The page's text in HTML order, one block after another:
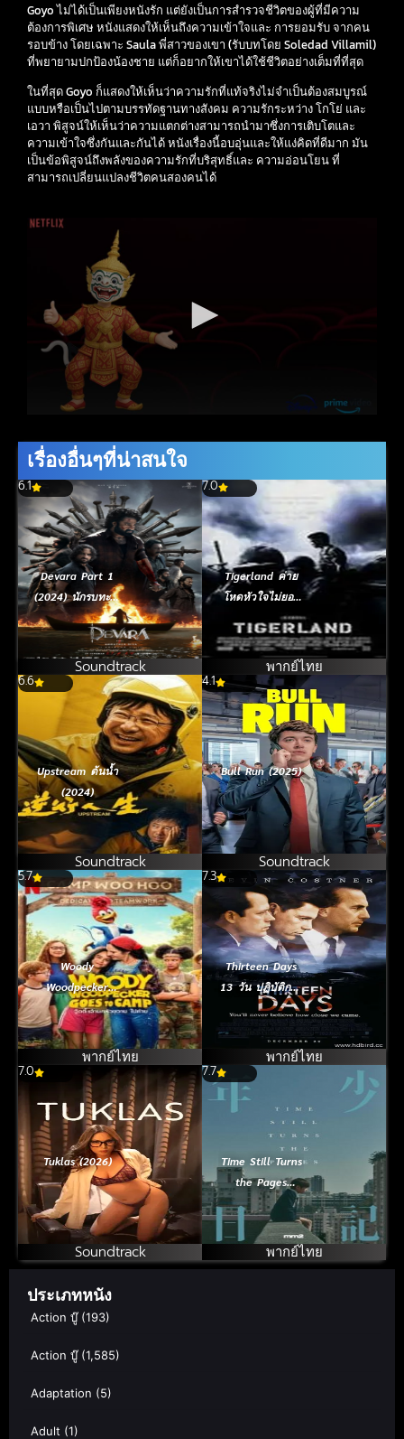
Goyo ไม่ได้เป็นเพียงหนังรัก แต่ยังเป็นการสำรวจชีวิตของผู้ที่มีความ
ต้องการพิเศษ หนังแสดงให้เห็นถึงความเข้าใจและ การยอมรับ จากคน
รอบข้าง โดยเฉพาะ Saula พี่สาวของเขา (รับบทโดย Soledad Villamil)
ที่พยายามปกป้องน้องชาย แต่ก็อยากให้เขาได้ใช้ชีวิตอย่างเต็มที่ที่สุด
ในที่สุด Goyo ก็แสดงให้เห็นว่าความรักที่แท้จริงไม่จำเป็นต้องสมบูรณ์
แบบหรือเป็นไปตามบรรทัดฐานทางสังคม ความรักระหว่าง โกโย่ และ
เอวา พิสูจน์ให้เห็นว่าความแตกต่างสามารถนำมาซึ่งการเติบโตและ
ความเข้าใจซึ่งกันและกันได้ หนังเรื่องนี้อบอุ่นและให้แง่คิดที่ดีมาก มัน
เป็นข้อพิสูจน์ถึงพลังของความรักที่บริสุทธิ์และ ความอ่อนโยน ที่
สามารถเปลี่ยนแปลงชีวิตคนสองคนได้
เรื่องอื่นๆที่น่าสนใจ
6.1
Devara Part 1
(2024) นักรบทะเล
เดือด
Soundtrack
7.0
Tigerland ค่าย
โหดหัวใจไม่ยอม
สยบ (2000)
พากย์ไทย
6.6
Upstream ต้นน้ำ
(2024)
Soundtrack
4.1
Bull Run (2025)
Soundtrack
5.7
Woody
Woodpecker
Goes to Camp
(2024) วู้ดดี้ เจ้า
นกหัวขวาน ไป
ค่าย
พากย์ไทย
7.3
Thirteen Days
13 วัน ปฏิบัติการ
หายนะโลก
พากย์ไทย
7.0
Tuklas (2026)
Soundtrack
7.7
Time Still Turns
the Pages
(2023) บันทึกใจ
สลายจากชายตัว
น้อยพากย์ไทย
ประเภทหนัง
Action บู๊(193)
Action บู๊(1,585)
Adaptation (5)
Adult (1)